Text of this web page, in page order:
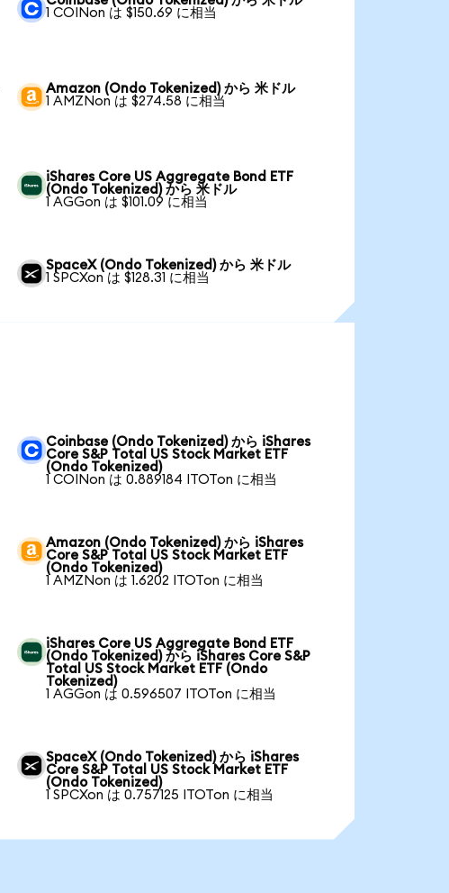
1 COINon は $150.69 に相当
Amazon (Ondo Tokenized) から 米ドル
1 AMZNon は $274.58 に相当
iShares Core US Aggregate Bond ETF
(Ondo Tokenized) から 米ドル
1 AGGon は $101.09 に相当
SpaceX (Ondo Tokenized) から 米ドル
1 SPCXon は $128.31 に相当
Coinbase (Ondo Tokenized) から iShares
Core S&P Total US Stock Market ETF
(Ondo Tokenized)
1 COINon は 0.889184 ITOTon に相当
Amazon (Ondo Tokenized) から iShares
Core S&P Total US Stock Market ETF
(Ondo Tokenized)
1 AMZNon は 1.6202 ITOTon に相当
iShares Core US Aggregate Bond ETF
(Ondo Tokenized) から iShares Core S&P
Total US Stock Market ETF (Ondo
Tokenized)
1 AGGon は 0.596507 ITOTon に相当
SpaceX (Ondo Tokenized) から iShares
Core S&P Total US Stock Market ETF
(Ondo Tokenized)
1 SPCXon は 0.757125 ITOTon に相当